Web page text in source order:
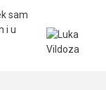
sam
i u